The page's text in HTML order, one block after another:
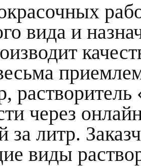
вида и
через
за литр.
виды